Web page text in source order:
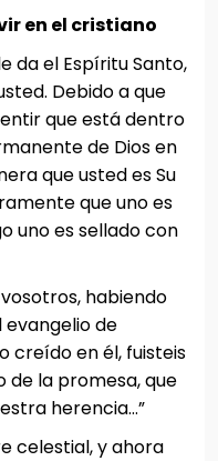
en el cristiano
da el Espíritu Santo,
Debido a que
que está dentro
de Dios en
que usted es Su
que uno es
uno es sellado con
vosotros, habiendo
de
creído en él, fuisteis
de la promesa, que
herencia…”
celestial, y ahora